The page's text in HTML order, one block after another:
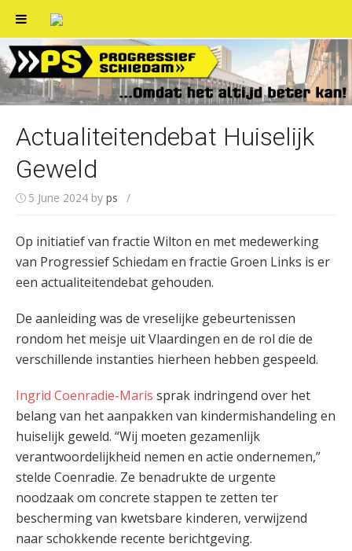
Skip
to
content
Actualiteitendebat Huiselijk
Geweld
5 June 2024 by ps /
Op initiatief van fractie Wilton en met medewerking
van Progressief Schiedam en fractie Groen Links is er
een actualiteitendebat gehouden.
De aanleiding was de vreselijke gebeurtenissen
rondom het meisje uit Vlaardingen en de rol die de
verschillende instanties hierheen hebben gespeeld.
Ingrid Coenradie-Maris sprak indringend over het
belang van het aanpakken van kindermishandeling en
huiselijk geweld. “Wij moeten gezamenlijk
verantwoordelijkheid nemen en actie ondernemen,”
stelde Coenradie. Ze benadrukte de urgente
noodzaak om concrete stappen te zetten ter
bescherming van kwetsbare kinderen, verwijzend
naar schokkende recente berichtgeving.